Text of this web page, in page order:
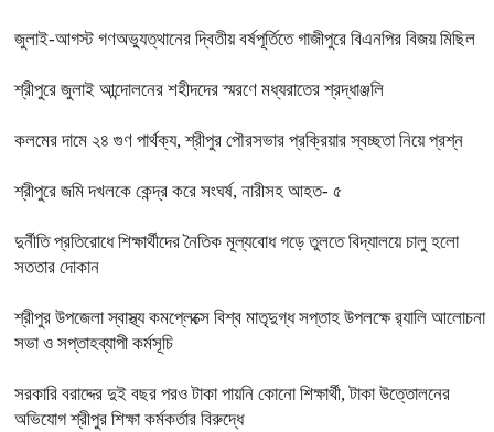
জুলাই-আগস্ট গণঅভ্যুত্থানের দ্বিতীয় বর্ষপূর্তিতে গাজীপুরে বিএনপির বিজয় মিছিল
শ্রীপুরে জুলাই আন্দোলনের শহীদদের স্মরণে মধ্যরাতের শ্রদ্ধাঞ্জলি
কলমের দামে ২৪ গুণ পার্থক্য, শ্রীপুর পৌরসভার প্রক্রিয়ার স্বচ্ছতা নিয়ে প্রশ্ন
শ্রীপুরে জমি দখলকে কেন্দ্র করে সংঘর্ষ, নারীসহ আহত- ৫
দুর্নীতি প্রতিরোধে শিক্ষার্থীদের নৈতিক মূল্যবোধ গড়ে তুলতে বিদ্যালয়ে চালু হলো
সততার দোকান
শ্রীপুর উপজেলা স্বাস্থ্য কমপ্লেক্সে বিশ্ব মাতৃদুগ্ধ সপ্তাহ উপলক্ষে র‍্যালি আলোচনা
সভা ও সপ্তাহব্যাপী কর্মসূচি
সরকারি বরাদ্দের দুই বছর পরও টাকা পায়নি কোনো শিক্ষার্থী, টাকা উত্তোলনের
অভিযোগ শ্রীপুর শিক্ষা কর্মকর্তার বিরুদ্ধে